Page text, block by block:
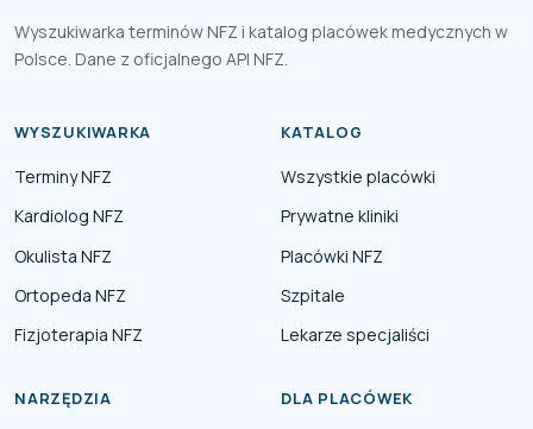
Wyszukiwarka terminów NFZ i katalog placówek medycznych w
Polsce. Dane z oficjalnego API NFZ.
WYSZUKIWARKA
Terminy NFZ
Kardiolog NFZ
Okulista NFZ
Ortopeda NFZ
Fizjoterapia NFZ
KATALOG
Wszystkie placówki
Prywatne kliniki
Placówki NFZ
Szpitale
Lekarze specjaliści
NARZĘDZIA DLA PLACÓWEK